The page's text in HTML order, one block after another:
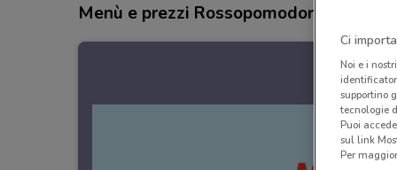
Menù e prezzi Rossopomodoro
Ci
Noi e i nostri
supportino
tecnologie
Puoi
sul link
Per